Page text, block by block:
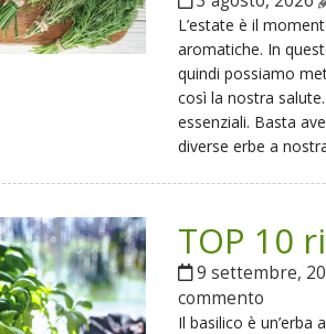
L’estate è il
aromatiche. In
quindi possiamo
così la nostra
essenziali. Basta
diverse erbe a
TOP 10
9 settembre,
commento
Il basilico è